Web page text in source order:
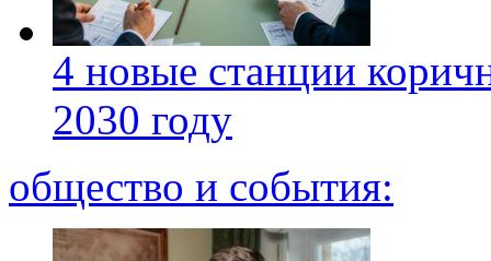
4 новые станции
2030 году
общество и события: